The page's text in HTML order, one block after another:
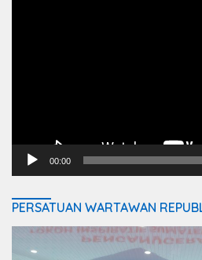
00:00
PERSATUAN WARTAWAN